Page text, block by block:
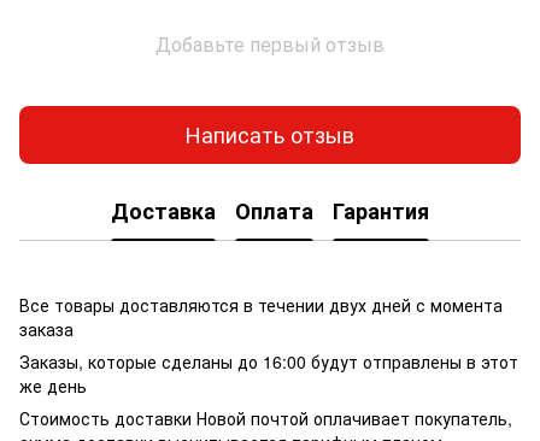
Добавьте первый отзыв
Написать отзыв
Доставка Оплата Гарантия
Все товары доставляются в течении двух дней с момента
заказа
Заказы, которые сделаны до 16:00 будут отправлены в этот
же день
Стоимость доставки Новой почтой оплачивает покупатель,